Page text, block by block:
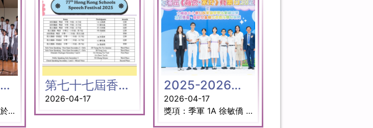
高級混聲歌詠團獲選為本年度最佳中學混聲合唱團
本校高級混聲歌詠團於「第七十八屆香港學校音樂節」中學合唱決賽中，演繹本地作曲家何崇志博士及李唯德先生的作品，獲五位海外評判選為「本年度最佳中學混聲合唱團(第二組別)」，榮獲卓爾合唱盃，並獲邀於四月廿五日舉行的優勝者音樂會進行演出。 （部分相片由香港學校音樂及朗誦協會提供）
第七十七屆香港學校朗誦節
2026-04-17
2025-2026年度大埔區校際公民常識問答比賽
2026-04-17
獎項：季軍 1A 徐敏僑 1B 梁諾軒 1C 蘇庭樂 5B 沈樂恩 5D 周柏恒 指導老師: 趙海洋老師, 吳愷螢老師